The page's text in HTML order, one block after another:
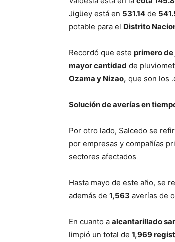
Jigüey está en 531.14 de
potable para el Distrito
Recordó que este primero de
mayor cantidad de
Ozama y Nizao, que son los
Solución de averías en
Por otro lado, Salcedo se
por empresas y compañías
sectores afectados
Hasta mayo de este año, se
además de 1,563 averías de
En cuanto a alcantarillado
limpió un total de 1,969